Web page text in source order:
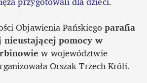
Objawienia Pańskiego parafia
pomocy w
w województwie
Orszak Trzech Króli.